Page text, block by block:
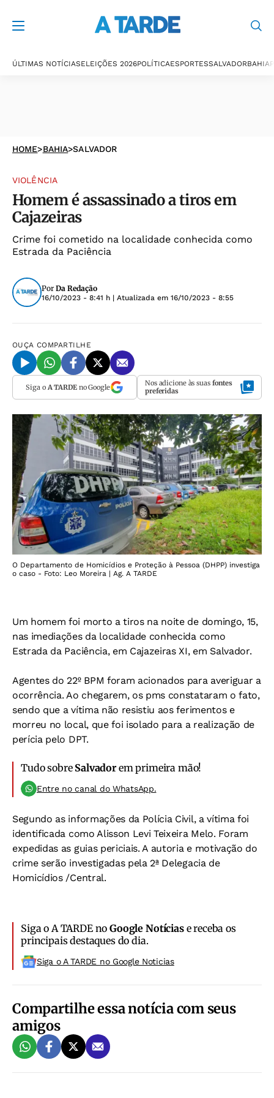
ÚLTIMAS NOTÍCIASELEIÇÕES 2026POLÍTICAESPORTESSALVADORBAHIA
HOME>BAHIA>SALVADOR
VIOLÊNCIA
Homem é assassinado a tiros em
Cajazeiras
Crime foi cometido na localidade conhecida como
Estrada da Paciência
Por Da Redação
16/10/2023 - 8:41 h | Atualizada em 16/10/2023 - 8:55
OUÇA COMPARTILHE
Siga o A TARDEno Google Nos adicione às suas fontes
preferidas
O Departamento de Homicídios e Proteção à Pessoa (DHPP) investiga
o caso - Foto: Leo Moreira | Ag. A TARDE
Um homem foi morto a tiros na noite de domingo, 15,
nas imediações da localidade conhecida como
Estrada da Paciência, em Cajazeiras XI, em Salvador.
Agentes do 22º BPM foram acionados para averiguar a
ocorrência. Ao chegarem, os pms constataram o fato,
sendo que a vítima não resistiu aos ferimentos e
morreu no local, que foi isolado para a realização de
perícia pelo DPT.
Tudo sobre Salvadorem primeira mão!
Entre no canal do WhatsApp.
Segundo as informações da Polícia Civil, a vítima foi
identificada como Alisson Levi Teixeira Melo. Foram
expedidas as guias periciais. A autoria e motivação do
crime serão investigadas pela 2ª Delegacia de
Homicídios /Central.
Siga o A TARDE noGoogle Notíciase receba os
principais destaques do dia.
Siga o A TARDE no Google Noticias
Compartilhe essa notícia com seus
amigos